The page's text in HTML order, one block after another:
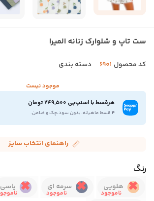
ست تاپ و شلوارک زنانه المیرا
کد محصول 6901 دسته بندی
موجود نیست
هرقسط با اسنپ‌پی 249,500 تومان
۴ قسط ماهیانه. بدون سود،چک و ضامن.
راهنمای انتخاب سایز
رنگ
هلویی سرمه ای
یاسی